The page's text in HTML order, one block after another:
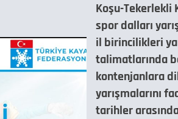
Koşu-Tekerlekli
spor dalları
il birincilikleri
talimatlarında
kontenjanlara
yarışmalarını
tarihler